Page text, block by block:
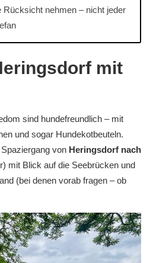
Rücksicht nehmen – nicht jeder
mit
sind hundefreundlich – mit
und sogar Hundekotbeuteln.
von Heringsdorf nach
mit Blick auf die Seebrücken und
(bei denen vorab fragen – ob